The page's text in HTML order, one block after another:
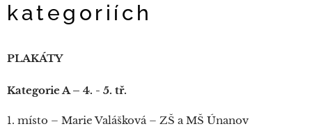
kategoriích
PLAKÁTY
Kategorie A – 4. - 5. tř.
1. místo – Marie Valášková – ZŠ a MŠ Únanov